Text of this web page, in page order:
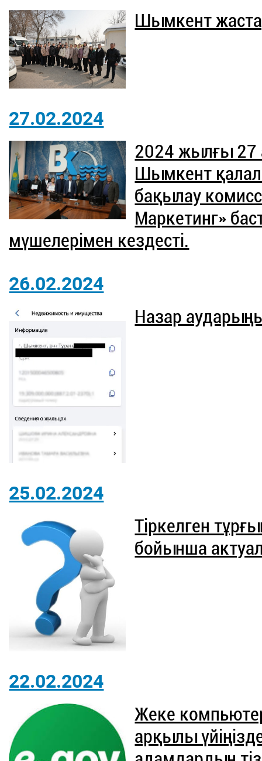
Шымкент
27.02.2024
2024 жылғы 27
Шымкент
бақылау
Маркетинг»
мүшелерімен кездесті.
26.02.2024
Назар
25.02.2024
Тіркелген
бойынша
22.02.2024
Жеке
арқылы